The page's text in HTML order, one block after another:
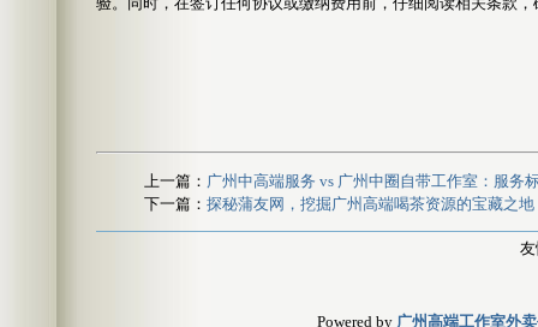
上一篇： 广州中高端服务 vs 广州中圈自带工作室：服务
下一篇： 探秘蒲友网，挖掘广州高端喝茶资源的宝藏之地
Powered by 广州高端工作室外